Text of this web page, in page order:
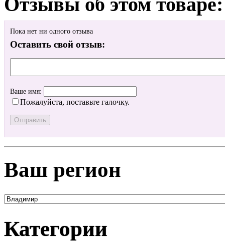
Пока нет ни одного отзыва
Оставить свой отзыв:
Ваше имя:
Пожалуйста, поставьте галочку.
Ваш регион
Категории